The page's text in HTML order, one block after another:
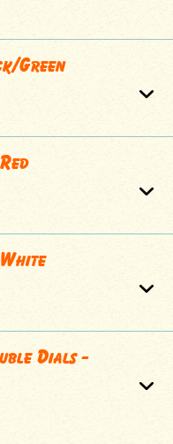
Green
Dials -